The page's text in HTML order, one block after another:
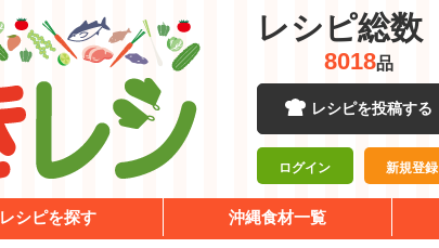
レシピ総数
8018品
レシピを投稿する
ログイン 新規登録
レシピを探す 沖縄食材一覧